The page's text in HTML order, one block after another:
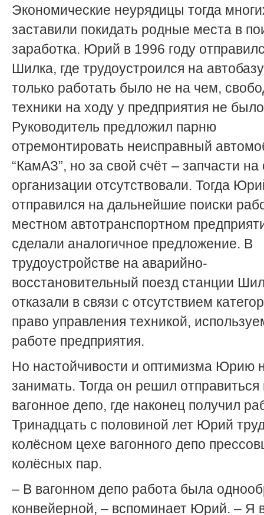
Экономические неурядицы тогда
заставили покидать родные места в
заработка. Юрий в 1996 году
Шилка, где трудоустроился на
только работать было не на чем,
техники на ходу у предприятия не
Руководитель предложил парню
отремонтировать неисправный
“КамАЗ”, но за свой счёт – запчасти на
организации отсутствовали. Тогда
отправился на дальнейшие поиски
местном автотранспортном
сделали аналогичное предложение. В
трудоустройстве на аварийно-
восстановительный поезд станции
отказали в связи с отсутствием
право управления техникой,
работе предприятия.
Но настойчивости и оптимизма Юрию
занимать. Тогда он решил
вагонное депо, где наконец получил
Тринадцать с половиной лет Юрий
колёсном цехе вагонного депо
колёсных пар.
– В вагонном депо работа была
конвейерной, – вспоминает Юрий. – Я